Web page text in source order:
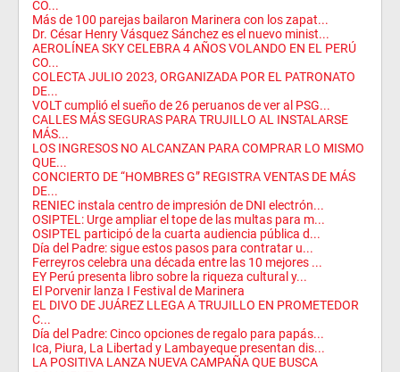
CO...
Más de 100 parejas bailaron Marinera con los zapat...
Dr. César Henry Vásquez Sánchez es el nuevo minist...
AEROLÍNEA SKY CELEBRA 4 AÑOS VOLANDO EN EL PERÚ
CO...
COLECTA JULIO 2023, ORGANIZADA POR EL PATRONATO
DE...
VOLT cumplió el sueño de 26 peruanos de ver al PSG...
CALLES MÁS SEGURAS PARA TRUJILLO AL INSTALARSE
MÁS...
LOS INGRESOS NO ALCANZAN PARA COMPRAR LO MISMO
QUE...
CONCIERTO DE “HOMBRES G” REGISTRA VENTAS DE MÁS
DE...
RENIEC instala centro de impresión de DNI electrón...
OSIPTEL: Urge ampliar el tope de las multas para m...
OSIPTEL participó de la cuarta audiencia pública d...
Día del Padre: sigue estos pasos para contratar u...
Ferreyros celebra una década entre las 10 mejores ...
EY Perú presenta libro sobre la riqueza cultural y...
El Porvenir lanza I Festival de Marinera
EL DIVO DE JUÁREZ LLEGA A TRUJILLO EN PROMETEDOR
C...
Día del Padre: Cinco opciones de regalo para papás...
Ica, Piura, La Libertad y Lambayeque presentan dis...
LA POSITIVA LANZA NUEVA CAMPAÑA QUE BUSCA